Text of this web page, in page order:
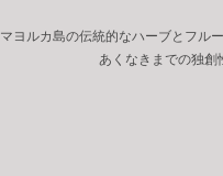
マヨルカ島の伝統的なハーブとフル
あくなきまでの独創